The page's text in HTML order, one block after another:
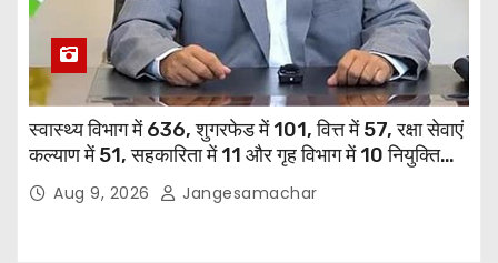
स्वास्थ्य विभाग में 636, शुगरफेड में 101, वित्त में 57, रक्षा सेवाएं
कल्याण में 51, सहकारिता में 11 और गृह विभाग में 10 नियुक्तियां
हुईं: मुख्यमंत्री भगवंत सिंह मान
Aug 9, 2026 Jangesamachar